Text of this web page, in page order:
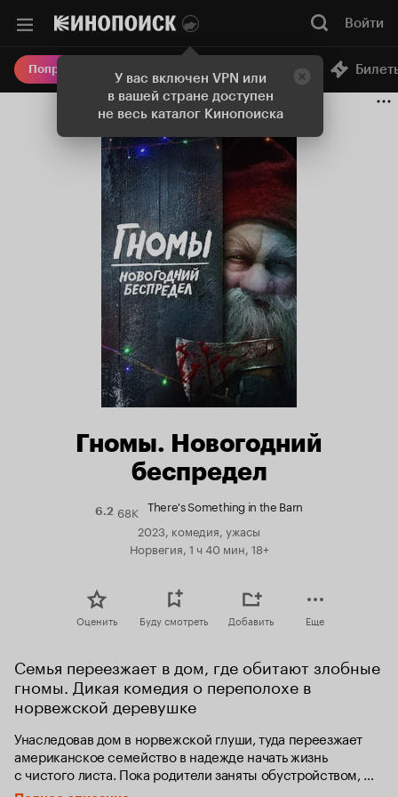
У вас включен VPN или
в вашей стране доступен
не весь каталог Кинопоиска
Войти
Попробовать Плюс Онлайн-кинотеатр
Гномы. Новогодний
беспредел
6.2Рейтинг
Кинопоиска
68K There's Something in the Barn
2023, комедия, ужасы
Норвегия, 1 ч 40 мин, 18+
Оценить Буду смотреть Добавить Еще
Семья переезжает в дом, где обитают злобные
гномы. Дикая комедия о переполохе в
норвежской деревушке
Унаследовав дом в норвежской глуши, туда переезжает
американское семейство в надежде начать жизнь
с чистого листа. Пока родители заняты обустройством,
а старшая дочь лежит в депрессии, младший сын Лукас